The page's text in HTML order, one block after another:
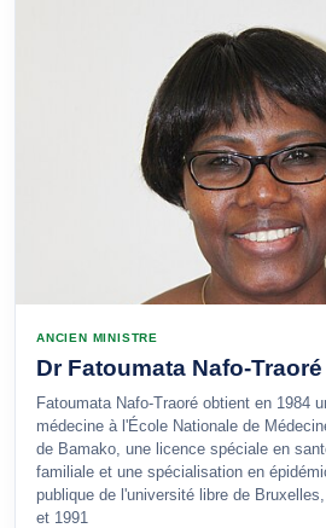
ANCIEN MINISTRE
Dr Fatoumata Nafo-Traoré
Fatoumata Nafo-Traoré obtient en 1984
médecine à l'École Nationale de
de Bamako, une licence spéciale en
familiale et une spécialisation en
publique de l'université libre de
et 1991